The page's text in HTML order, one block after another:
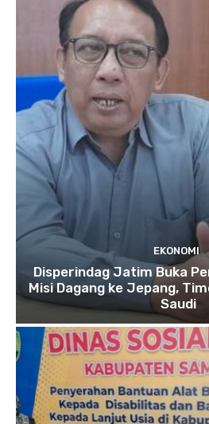
EKONOMI
Disperindag Jatim Buka
Misi Dagang ke Jepang,
Saudi